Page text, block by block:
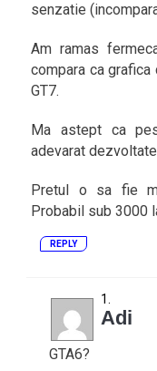
senzatie
Am ramas
compara ca grafica
GT7.
Ma astept ca
adevarat
Pretul o sa fie
Probabil sub 3000
REPLY
Adi
GTA6?